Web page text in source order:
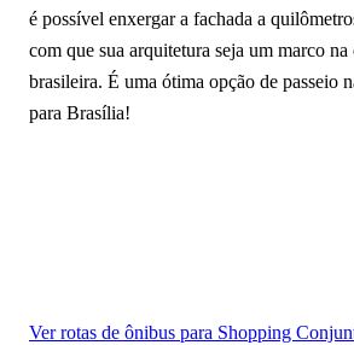
é possível enxergar a fachada a
com que sua arquitetura seja um marco
brasileira. É uma ótima opção de passeio
para Brasília!
Ver rotas de ônibus para Shopping